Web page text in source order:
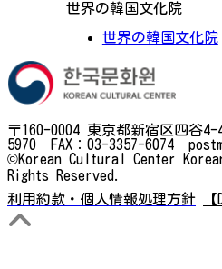
世界の韓国文化院
世界の韓国文化院
〒160-0004 東京都新宿区四谷
5970 FAX：03-3357-6074
©Korean Cultural Center
Rights Reserved.
利用約款・個人情報処理方針